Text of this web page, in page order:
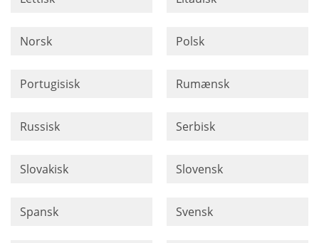
Norsk Polsk
Portugisisk Rumænsk
Russisk Serbisk
Slovakisk Slovensk
Spansk Svensk